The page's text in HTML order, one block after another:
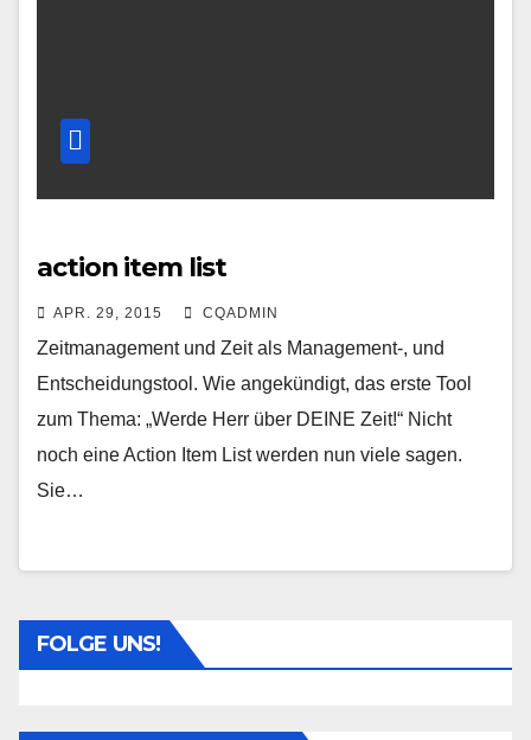
action item list
APR. 29, 2015 CQADMIN
Zeitmanagement und Zeit als Management-, und
Entscheidungstool. Wie angekündigt, das erste Tool
zum Thema: „Werde Herr über DEINE Zeit!“ Nicht
noch eine Action Item List werden nun viele sagen.
Sie…
FOLGE UNS!